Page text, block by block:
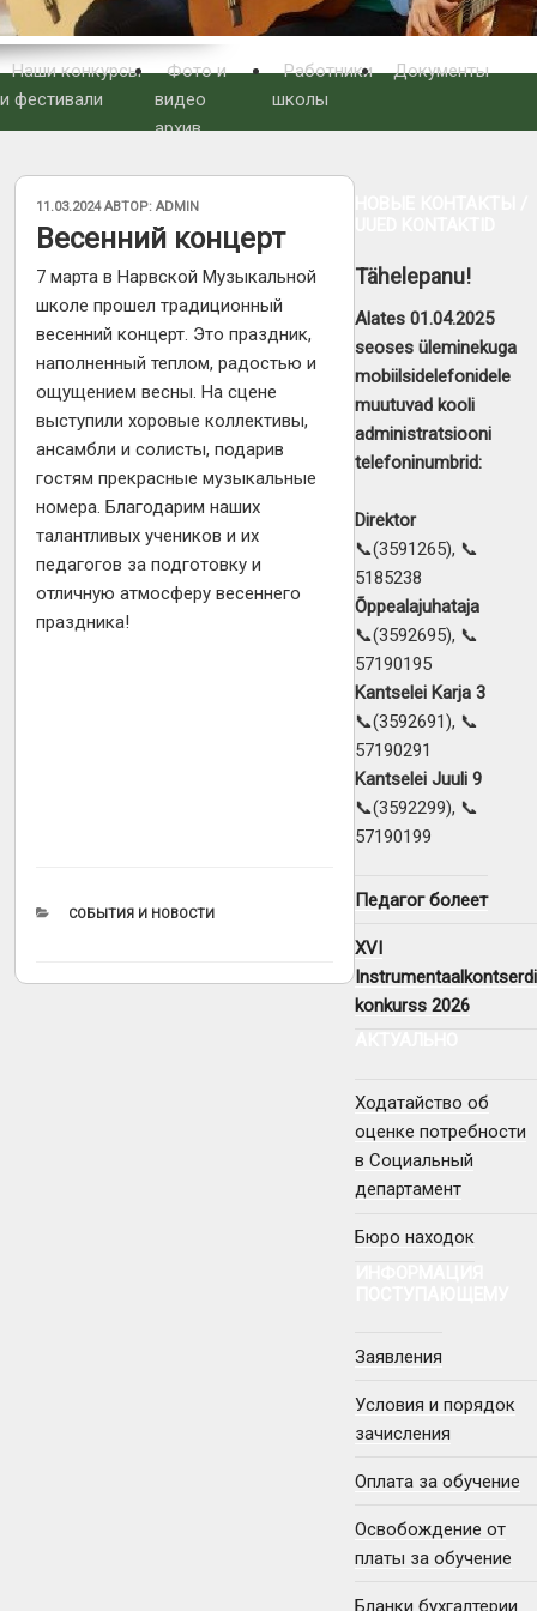
Наши конкурсы
и фестивали
Фото и
видео
архив
Работники
школы
Документы
ОПУБЛИКОВАНО
11.03.2024АВТОР: ADMIN
Весенний концерт
7 марта в Нарвской Музыкальной
школе прошел традиционный
весенний концерт. Это праздник,
наполненный теплом, радостью и
ощущением весны. На сцене
выступили хоровые коллективы,
ансамбли и солисты, подарив
гостям прекрасные музыкальные
номера. Благодарим наших
талантливых учеников и их
педагогов за подготовку и
отличную атмосферу весеннего
праздника!
РУБРИКИ
СОБЫТИЯ И НОВОСТИ
Tähelepanu!
Alates 01.04.2025
seoses üleminekuga
mobiilsidelefonidele
muutuvad kooli
administratsiooni
telefoninumbrid:
Direktor
📞(3591265), 📞
5185238
Õppealajuhataja
📞(3592695), 📞
57190195
Kantselei Karja 3
📞(3592691), 📞
57190291
Kantselei Juuli 9
📞(3592299), 📞
57190199
Педагог болеет
XVI
Instrumentaalkontserdi
konkurss 2026
Ходатайство об
оценке потребности
в Социальный
департамент
Бюро находок
Заявления
Условия и порядок
зачисления
Оплата за обучение
Освобождение от
платы за обучение
Бланки бухгалтерии